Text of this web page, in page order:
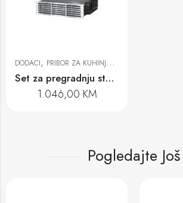
DODACI, PRIBOR ZA KUHINJSKE NAPE
Set za pregradnju stolnih napa DUU 1000-2
1.046,00 KM
Pogledajte Još